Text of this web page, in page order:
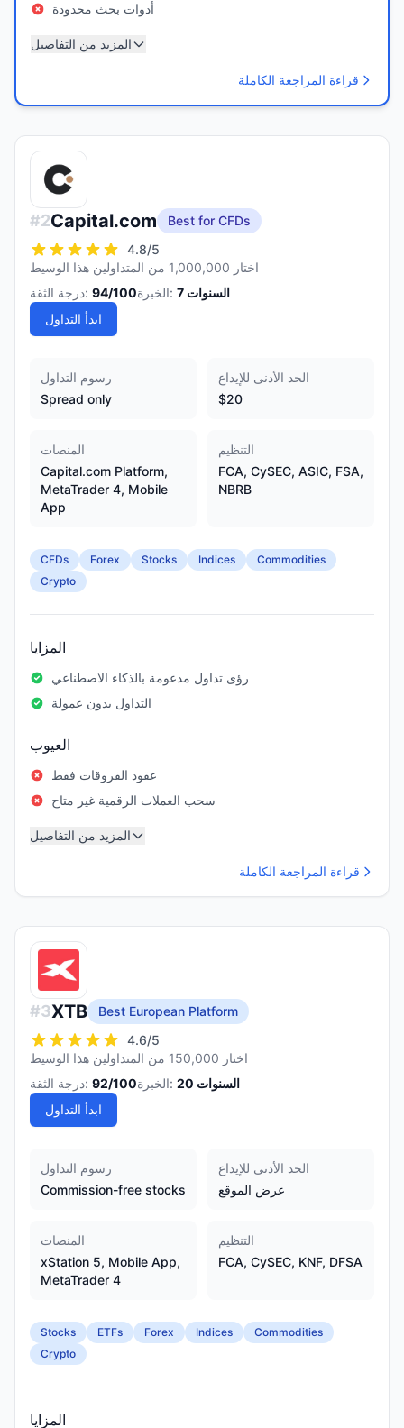
أدوات بحث محدودة
المزيد من التفاصيل
قراءة المراجعة الكاملة
#2Capital.com
Best for CFDs
4.8/5
اختار 1,000,000 من المتداولين هذا الوسيط
درجة الثقة: 94/100 الخبرة: 7 السنوات
ابدأ التداول
رسوم التداول
Spread only
الحد الأدنى للإيداع
$20
المنصات
Capital.com Platform,
MetaTrader 4, Mobile
App
التنظيم
FCA, CySEC, ASIC, FSA,
NBRB
CFDs Forex Stocks Indices
Commodities
Crypto
المزايا
رؤى تداول مدعومة بالذكاء الاصطناعي
التداول بدون عمولة
العيوب
عقود الفروقات فقط
سحب العملات الرقمية غير متاح
المزيد من التفاصيل
قراءة المراجعة الكاملة
#3XTB
Best European Platform
4.6/5
اختار 150,000 من المتداولين هذا الوسيط
درجة الثقة: 92/100 الخبرة: 20 السنوات
ابدأ التداول
رسوم التداول
Commission-free stocks
الحد الأدنى للإيداع
عرض الموقع
المنصات
xStation 5, Mobile App,
MetaTrader 4
التنظيم
FCA, CySEC, KNF, DFSA
Stocks ETFs Forex Indices
Commodities
Crypto
المزايا